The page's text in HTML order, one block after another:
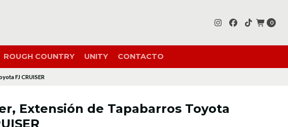
0
ROUGH COUNTRY UNITY CONTACTO
FJ CRUISER
Extensión de Tapabarros Toyota